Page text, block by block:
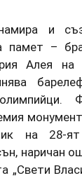
и
памет –
Алея на
на 28-ят
наричан
„Свети